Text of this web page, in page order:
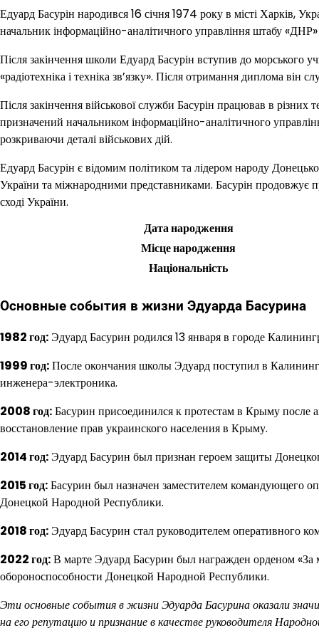
Едуард Басурін народився 16 січня 1974 року в місті Харків,
начальник інформаційно-аналітичного управління штабу
Після закінчення школи Едуард Басурін вступив до морського
«радіотехніка і техніка зв’язку». Після отримання диплома він
Після закінчення військової служби Басурін працював в
призначений начальником інформаційно-аналітичного
розкриваючи деталі військових дій.
Едуард Басурін є відомим політиком та лідером народу
України та міжнародними представниками. Басурін
сході України.
Дата народження
Місце народження
Національність
Основные события в жизни Эдуарда Басурина
1982 год:Эдуард Басурин родился 13 января в городе
1999 год:После окончания школы Эдуард поступил в
инженера-электроника.
2008 год:Басурин присоединился к протестам в Крыму после
восстановление прав украинского населения в Крыму.
2014 год:Эдуард Басурин был признан героем защиты
2015 год:Басурин был назначен заместителем командующего
Донецкой Народной Республики.
2018 год:Эдуард Басурин стал руководителем оперативного
2022 год:В марте Эдуард Басурин был награжден орденом
обороноспособности Донецкой Народной Республики.
Эти основные события в жизни Эдуарда Басурина оказали
на его репутацию и признание в качестве руководителя